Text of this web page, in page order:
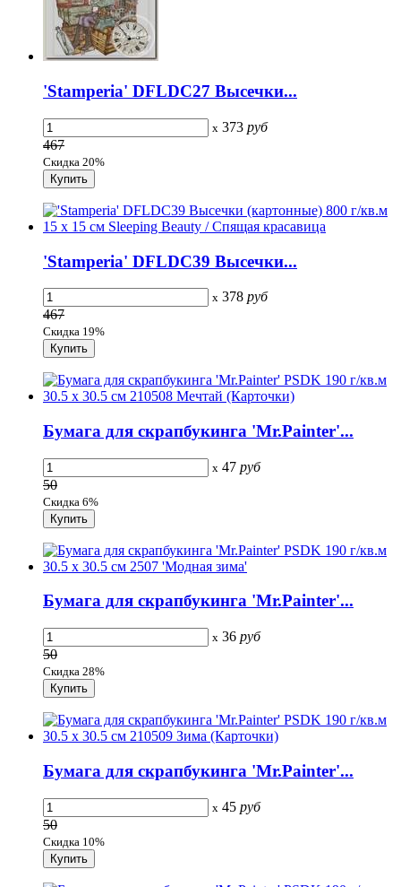
'Stamperia' DFLDC27 Высечки...
x 373 руб
467
Скидка 20%
'Stamperia' DFLDC39 Высечки...
x 378 руб
467
Скидка 19%
Бумага для скрапбукинга 'Mr.Painter'...
x 47 руб
50
Скидка 6%
Бумага для скрапбукинга 'Mr.Painter'...
x 36 руб
50
Скидка 28%
Бумага для скрапбукинга 'Mr.Painter'...
x 45 руб
50
Скидка 10%